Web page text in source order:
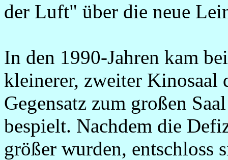
der Luft" über die neue
In den 1990-Jahren kam
kleinerer, zweiter Kinosaal
Gegensatz zum großen
bespielt. Nachdem die
größer wurden, entschloss